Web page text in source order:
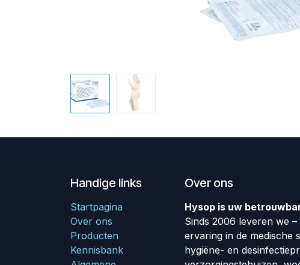
Handige links
Startpagina
Over ons
Producten
Kennisbank
Over ons
Hysop is uw
Sinds 2006 leveren we
ervaring in de medische
hygiëne- en